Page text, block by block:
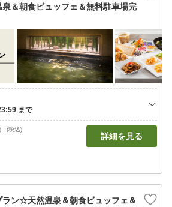
＆朝食ビュッフェ＆無料駐車場完
(税込)
詳細を見る
ン☆天然温泉＆朝食ビュッフェ＆